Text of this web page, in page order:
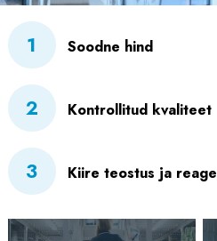
1 Soodne hind
2 Kontrollitud kvaliteet
3 Kiire teostus ja